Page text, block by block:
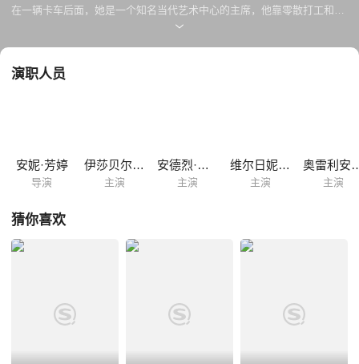
在一辆卡车后面，她是一个知名当代艺术中心的主席，他靠零散打工和救
济金活着，她拥有博士学位，他差点做了七年的牢，她跟文化部长可以直
事发生了。
演职人员
安妮·芳婷
导演
伊莎贝尔·于佩尔
主演
安德烈·杜索里埃
主演
维尔日妮·埃菲拉
主演
奥雷利
主演
猜你喜欢